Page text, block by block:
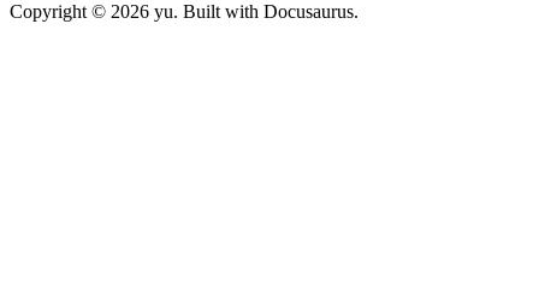
Copyright © 2026 yu. Built with Docusaurus.